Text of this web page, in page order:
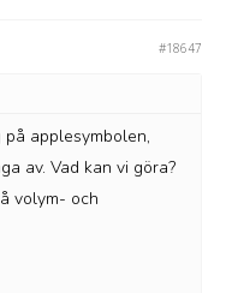
#18647
applesymbolen,
av. Vad kan vi göra?
volym- och